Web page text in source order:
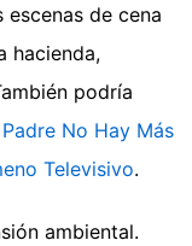
de cena
hacienda,
podría
Padre No Hay Más
Televisivo.
ambiental.